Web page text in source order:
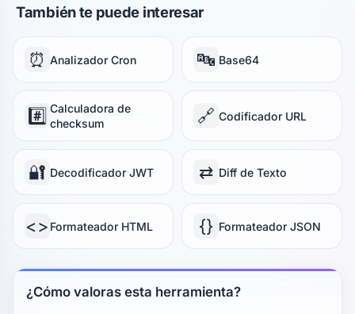
También te puede interesar
⏰ Analizador Cron 🔤 Base64
#️⃣ Calculadora de
checksum
🔗 Codificador URL
🔐 Decodificador JWT ⇄ Diff de Texto
<> Formateador HTML {} Formateador JSON
¿Cómo valoras esta herramienta?